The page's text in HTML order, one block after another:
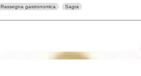
Rassegna gastronomica Sagra